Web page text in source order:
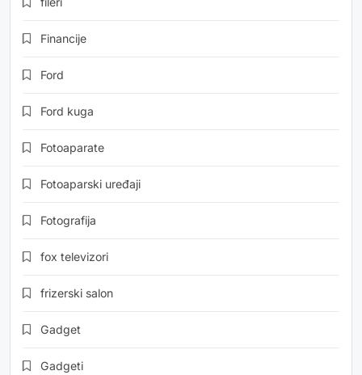
Financije
Ford
Ford kuga
Fotoaparate
Fotoaparski uređaji
Fotografija
fox televizori
frizerski salon
Gadget
Gadgeti